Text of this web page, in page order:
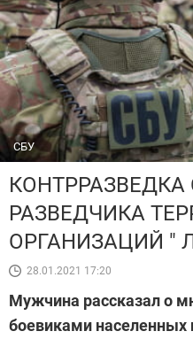
СБУ
РАЗВЕДЧИКА
ОРГАНИЗАЦИЙ "
28.01.2021 17:20
Мужчина рассказал о
боевиками населенных